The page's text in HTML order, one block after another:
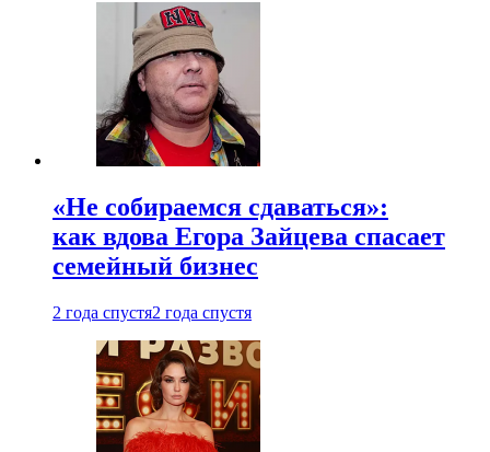
«Не собираемся сдаваться»:
как вдова Егора Зайцева спасает
семейный бизнес
2 года спустя2 года спустя